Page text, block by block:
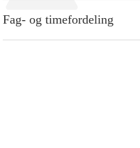
Fag- og timefordeling